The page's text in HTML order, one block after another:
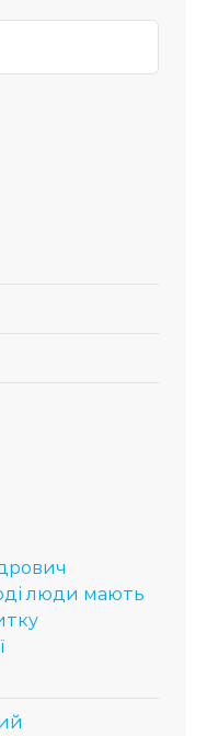
люди мають